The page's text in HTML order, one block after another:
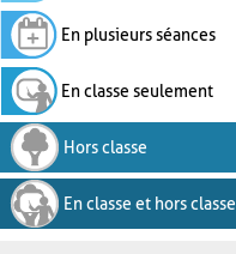
En plusieurs séances
En classe seulement
Hors classe
En classe et hors classe